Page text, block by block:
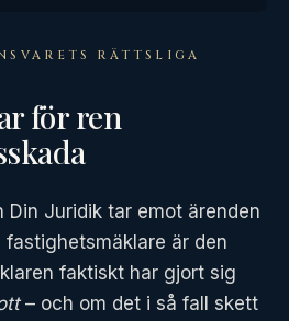
RÄTTSLIGA
för ren
Din Juridik tar emot ärenden
fastighetsmäklare är den
faktiskt har gjort sig
– och om det i så fall skett